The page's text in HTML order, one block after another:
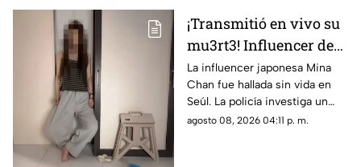
¡Transmitió en vivo su
mu3rt3! Influencer de
k-pop Mina Chan
estaba en su
departamento de Seúl
La influencer japonesa Mina
Chan fue hallada sin vida en
Seúl. La policía investiga un
posible suicidio tras una alerta
agosto 08, 2026 04:11 p. m.